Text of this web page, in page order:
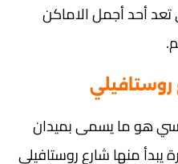
تعد أحد أجمل الاماكن
هو ما يسمى بميدان
يبدأ منها شارع روستافيلي